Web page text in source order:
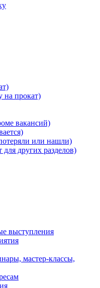
на прокат)
вакансий)
или нашли)
для других разделов)
выступления
мастер-классы,